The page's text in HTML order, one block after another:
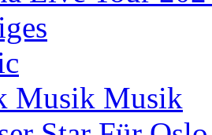
Musik Musik